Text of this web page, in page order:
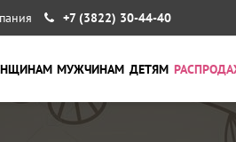
+7 (3822) 30-44-40
МУЖЧИНАМ ДЕТЯМ